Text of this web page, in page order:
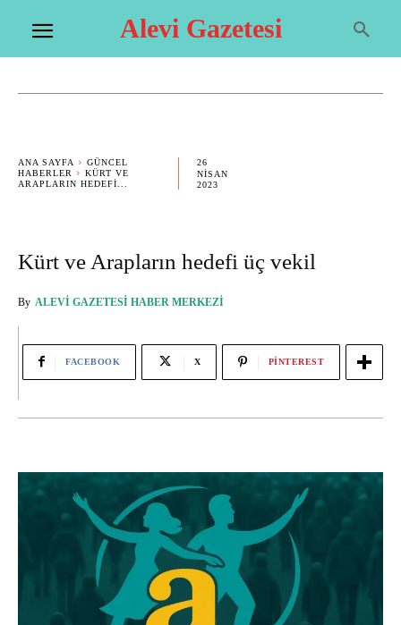
Alevi Gazetesi
ANA SAYFA
GÜNCEL
HABERLER
KÜRT VE
ARAPLARIN HEDEFI...
26
NISAN
2023
Kürt ve Arapların hedefi üç vekil
By ALEVI GAZETESI HABER MERKEZI
FACEBOOK X PINTEREST